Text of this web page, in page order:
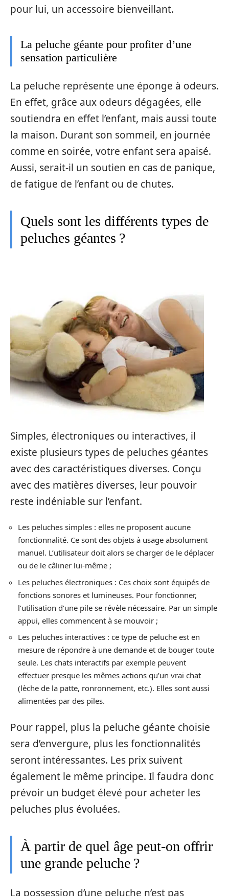
pour lui, un accessoire bienveillant.
La peluche géante pour profiter d’une
sensation particulière
La peluche représente une éponge à odeurs.
En effet, grâce aux odeurs dégagées, elle
soutiendra en effet l’enfant, mais aussi toute
la maison. Durant son sommeil, en journée
comme en soirée, votre enfant sera apaisé.
Aussi, serait-il un soutien en cas de panique,
de fatigue de l’enfant ou de chutes.
Quels sont les différents types de
peluches géantes ?
Simples, électroniques ou interactives, il
existe plusieurs types de peluches géantes
avec des caractéristiques diverses. Conçu
avec des matières diverses, leur pouvoir
reste indéniable sur l’enfant.
Les peluches simples : elles ne proposent aucune
fonctionnalité. Ce sont des objets à usage absolument
manuel. L’utilisateur doit alors se charger de le déplacer
ou de le câliner lui-même ;
Les peluches électroniques : Ces choix sont équipés de
fonctions sonores et lumineuses. Pour fonctionner,
l’utilisation d’une pile se révèle nécessaire. Par un simple
appui, elles commencent à se mouvoir ;
Les peluches interactives : ce type de peluche est en
mesure de répondre à une demande et de bouger toute
seule. Les chats interactifs par exemple peuvent
effectuer presque les mêmes actions qu’un vrai chat
(lèche de la patte, ronronnement, etc.). Elles sont aussi
alimentées par des piles.
Pour rappel, plus la peluche géante choisie
sera d’envergure, plus les fonctionnalités
seront intéressantes. Les prix suivent
également le même principe. Il faudra donc
prévoir un budget élevé pour acheter les
peluches plus évoluées.
À partir de quel âge peut-on offrir
une grande peluche ?
La possession d’une peluche n’est pas